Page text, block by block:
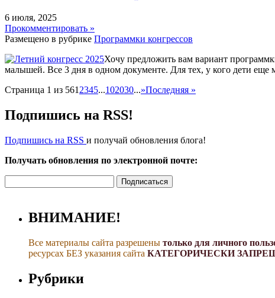
6 июля, 2025
Прокомментировать »
Размещено в рубрике Программки конгрессов
Хочу предложить вам вариант
малышей. Все 3 дня в одном документе. Для тех, у кого дети еще
Страница 1 из 561 2345...102030...»Последняя »
Подпишись на RSS!
Подпишись на RSS и получай обновления блога!
Получать обновления по электронной почте:
ВНИМАНИЕ!
Все материалы сайта разрешены только для личного
ресурсах БЕЗ указания сайта КАТЕГОРИЧЕСКИ
Рубрики